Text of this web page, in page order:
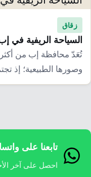
زقاق
السياحة الريفية في
تُعَدّ محافظة إب من
وصورها الطبيعية؛ إذ
تابعنا على
احصل على آخر